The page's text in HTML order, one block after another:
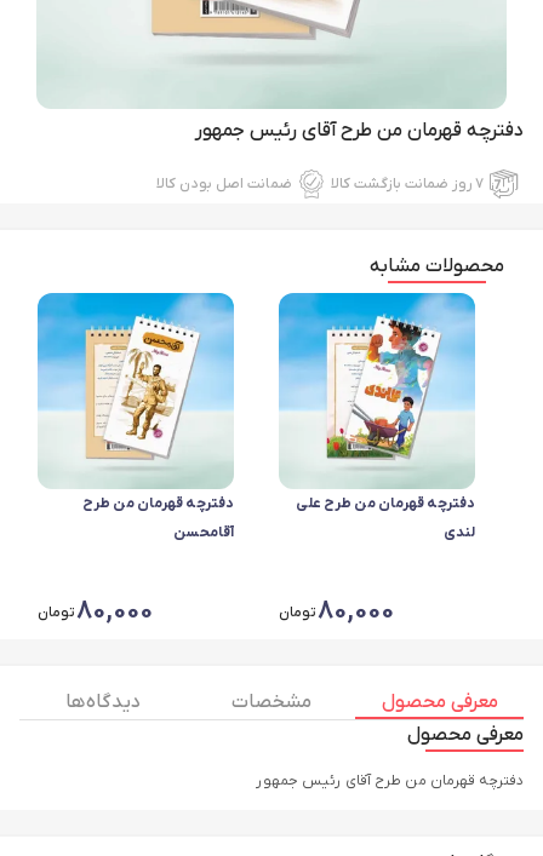
دفترچه قهرمان من طرح آقای رئیس جمهور
۷ روز ضمانت بازگشت کالا ضمانت اصل بودن کالا
محصولات مشابه
دفترچه قهرمان من طرح علی
لندی
80,000تومان
دفترچه قهرمان من طرح
آقامحسن
80,000تومان
معرفی محصول مشخصات
دیدگاه ها
معرفی محصول
دفترچه قهرمان من طرح آقای رئیس جمهور